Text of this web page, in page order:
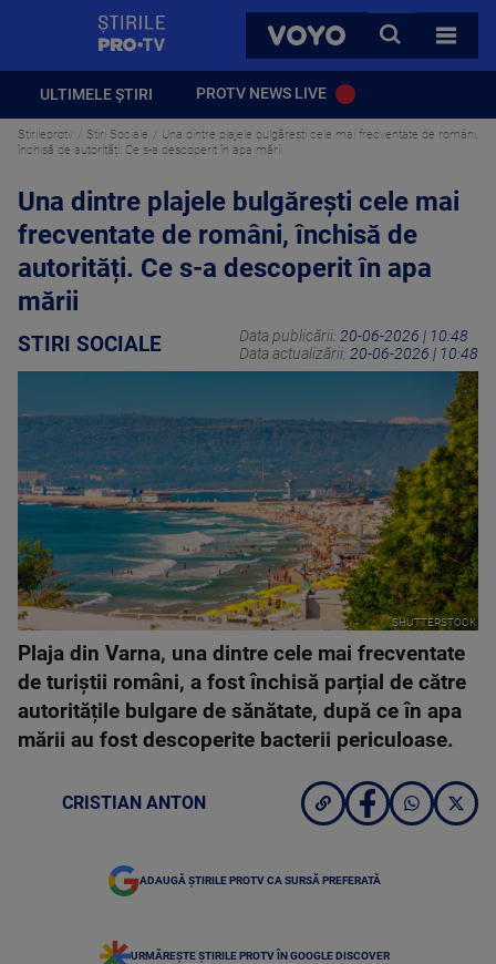
VOYO
CAUTA
TOATE
ULTIMELE ȘTIRI PROTV NEWS LIVE
Stirileprotv Stiri Sociale
Una dintre plajele bulgărești cele mai frecventate de români,
închisă de autorități. Ce s-a descoperit în apa mării
Una dintre plajele bulgărești cele mai
frecventate de români, închisă de
autorități. Ce s-a descoperit în apa
mării
STIRI SOCIALE Data publicării: 20-06-2026 | 10:48
Data actualizării: 20-06-2026 | 10:48
SHUTTERSTOCK
Plaja din Varna, una dintre cele mai frecventate
de turiștii români, a fost închisă parțial de către
autoritățile bulgare de sănătate, după ce în apa
mării au fost descoperite bacterii periculoase.
CRISTIAN ANTON
ADAUGĂ ȘTIRILE PROTV CA SURSĂ PREFERATĂ
URMĂREȘTE ȘTIRILE PROTV ÎN GOOGLE DISCOVER